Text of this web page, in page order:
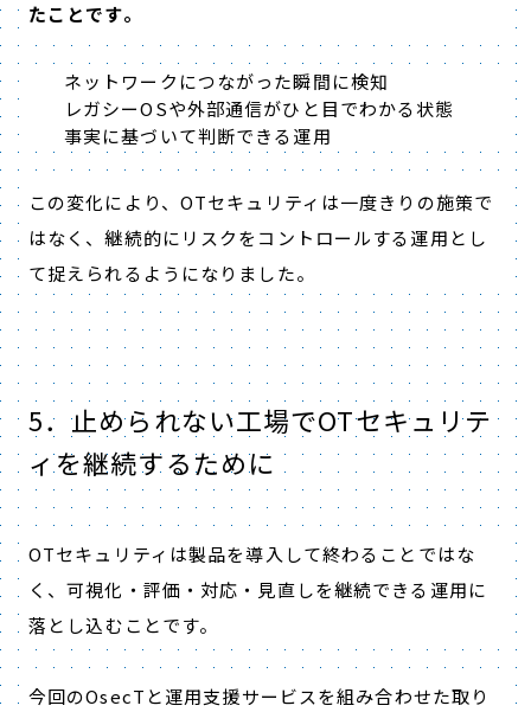
たことです。
ネットワークにつながった瞬間に検知
レガシーOSや外部通信がひと目でわかる状態
事実に基づいて判断できる運用
この変化により、OTセキュリティは一度きりの施策で
はなく、継続的にリスクをコントロールする運用とし
て捉えられるようになりました。
5．止められない工場でOTセキュリテ
ィを継続するために
OTセキュリティは製品を導入して終わることではな
く、可視化・評価・対応・見直しを継続できる運用に
落とし込むことです。
今回のOsecTと運用支援サービスを組み合わせた取り